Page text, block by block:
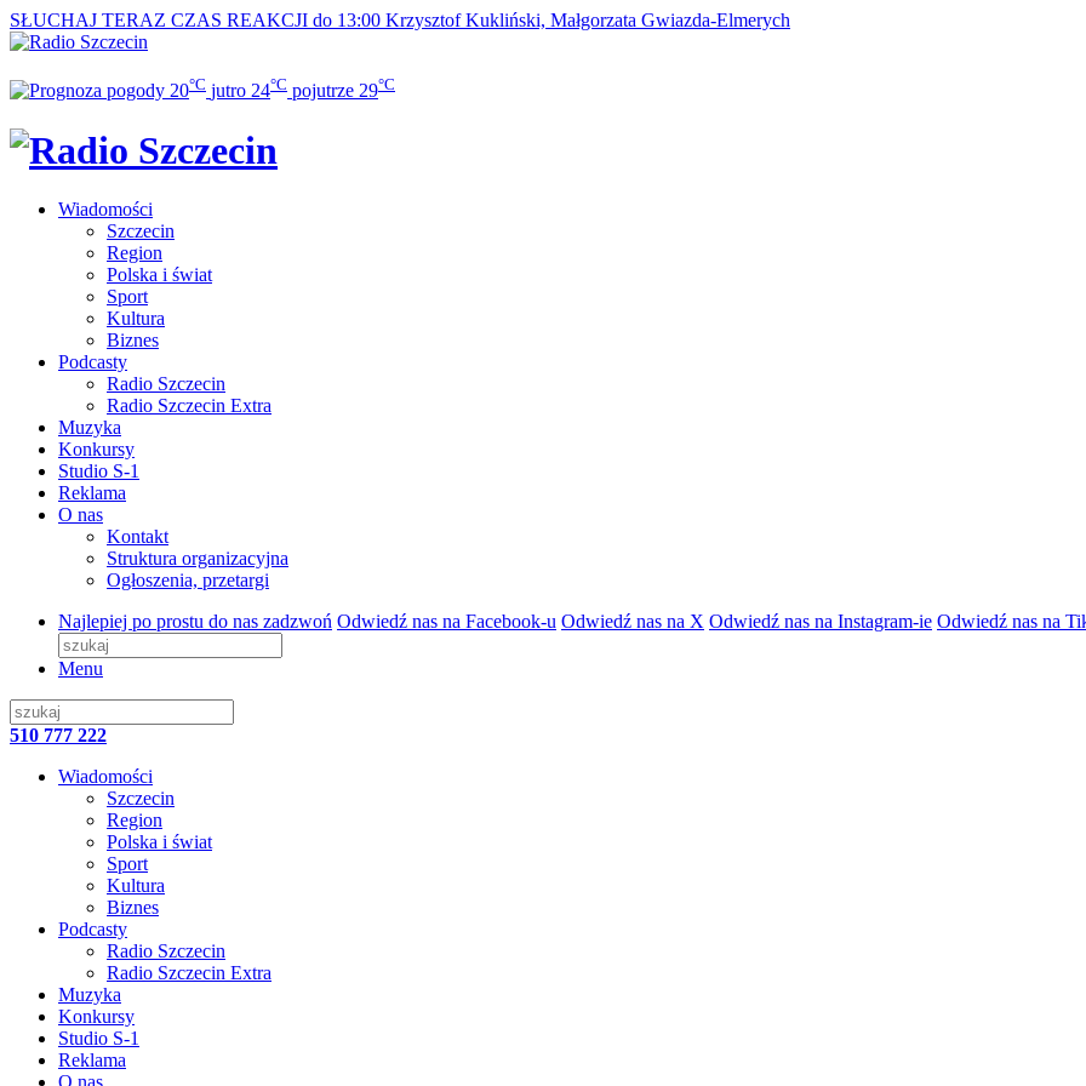
SŁUCHAJ TERAZ CZAS REAKCJI do 13:00 Krzysztof Kukliński, Małgorzata Gwiazda-Elmerych
20°C jutro 24°C pojutrze 29°C
Wiadomości
Szczecin
Region
Polska i świat
Sport
Kultura
Biznes
Podcasty
Radio Szczecin
Radio Szczecin Extra
Muzyka
Konkursy
Studio S-1
Reklama
O nas
Kontakt
Struktura organizacyjna
Ogłoszenia, przetargi
Najlepiej po prostu do nas zadzwoń Odwiedź nas na Facebook-u Odwiedź nas na X Odwiedź nas na Instagram-ie Odwiedź nas na
Menu
510 777 222
Wiadomości
Szczecin
Region
Polska i świat
Sport
Kultura
Biznes
Podcasty
Radio Szczecin
Radio Szczecin Extra
Muzyka
Konkursy
Studio S-1
Reklama